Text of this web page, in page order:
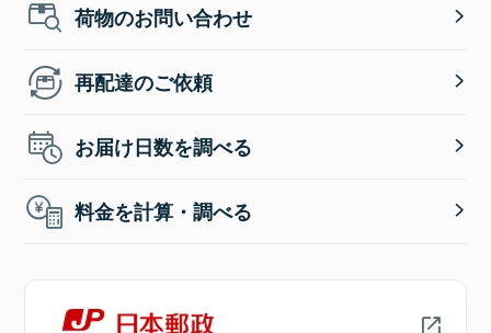
荷物のお問い合わせ
再配達のご依頼
お届け日数を調べる
料金を計算・調べる